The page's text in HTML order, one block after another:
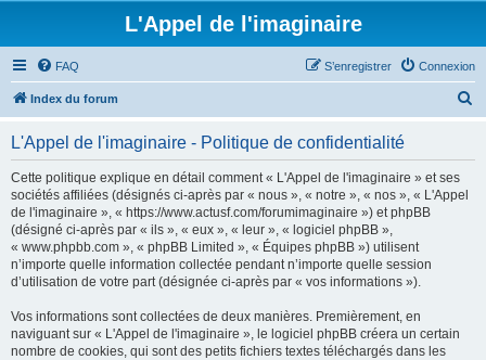
L'Appel de l'imaginaire
FAQ Connexion
S’enregistrer
Index du forum
L'Appel de l'imaginaire - Politique de confidentialité
Cette politique explique en détail comment « L'Appel de l'imaginaire » et ses
sociétés affiliées (désignés ci-après par « nous », « notre », « nos », « L'Appel
de l'imaginaire », « https://www.actusf.com/forumimaginaire ») et phpBB
(désigné ci-après par « ils », « eux », « leur », « logiciel phpBB »,
« www.phpbb.com », « phpBB Limited », « Équipes phpBB ») utilisent
n’importe quelle information collectée pendant n’importe quelle session
d’utilisation de votre part (désignée ci-après par « vos informations »).
Vos informations sont collectées de deux manières. Premièrement, en
naviguant sur « L'Appel de l'imaginaire », le logiciel phpBB créera un certain
nombre de cookies, qui sont des petits fichiers textes téléchargés dans les